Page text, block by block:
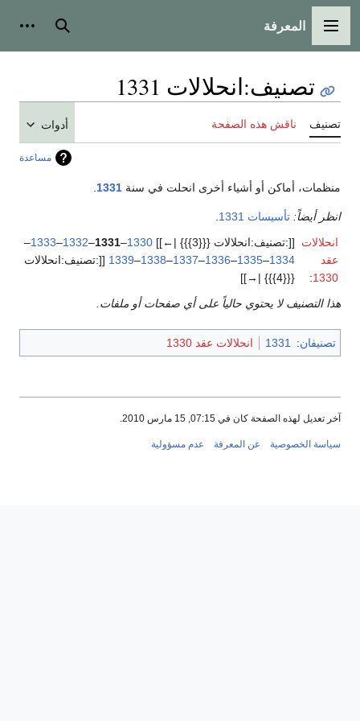
القائمة الرئيسية
المعرفة بحث
تصنيف:انحلالات 1331
تصنيف ناقش هذه الصفحة أدوات
مساعدة
منظمات، أماكن أو أشياء أخرى انحلت في سنة 1331
انظر أيضاً: تأسيسات 1331
انحلالات
عقد
1330
:
[[:تصنيف:انحلالات {{{3}}} |←]] 1330
–
1331
–
1332
–
1333
–
1334
–
1335
–
1336
–
1337
–
1338
–
1339 [[:تصنيف:انحلالات
{{{4}}} |→]]
هذا التصنيف لا يحتوي حالياً على أي صفحات أو ملفات.
تصنيفان:
1331 انحلالات عقد 1330
آخر تعديل لهذه الصفحة كان في 07:15, 15 مارس 2010.
سياسة الخصوصية عن المعرفة عدم مسؤولية